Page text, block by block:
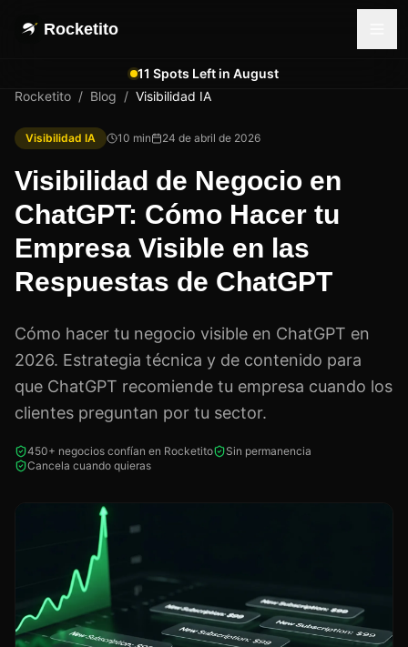
Rocketito
11 Spots Left in August
Rocketito / Blog / Visibilidad IA
Visibilidad IA 10 min 24 de abril de 2026
Visibilidad de Negocio en
ChatGPT: Cómo Hacer tu
Empresa Visible en las
Respuestas de ChatGPT
Cómo hacer tu negocio visible en ChatGPT en
2026. Estrategia técnica y de contenido para
que ChatGPT recomiende tu empresa cuando los
clientes preguntan por tu sector.
450+ negocios confían en Rocketito
Sin permanencia
Cancela cuando quieras